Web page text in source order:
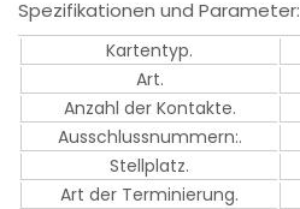
Spezifikationen und Parameter:
Kartentyp.
Art.
Anzahl der Kontakte.
Ausschlussnummern:.
Stellplatz.
Art der Terminierung.